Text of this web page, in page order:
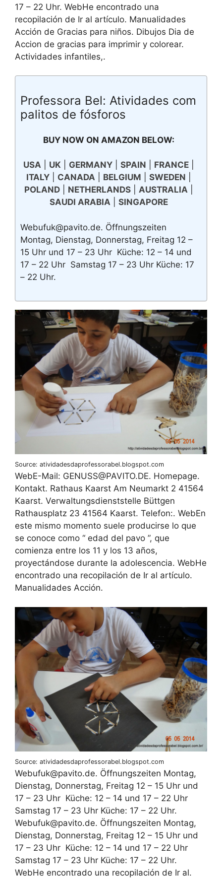
17 – 22 Uhr. WebHe encontrado una
recopilación de Ir al artículo. Manualidades
Acción de Gracias para niños. Dibujos Dia de
Accion de gracias para imprimir y colorear.
Actividades infantiles,.
Professora Bel: Atividades com
palitos de fósforos
BUY NOW ON AMAZON BELOW:
USA| UK| GERMANY| SPAIN FRANCE|
ITALY| CANADA| BELGIUM SWEDEN
POLAND| NETHERLANDS| AUSTRALIA|
SAUDI ARABIA| SINGAPORE
Web‍ufuk@pavito.de. Öffnungszeiten
Montag, Dienstag, Donnerstag, Freitag 12 –
15 Uhr und 17 – 23 Uhr ‍ Küche: 12 – 14 und
17 – 22 Uhr ‍ ‍Samstag 17 – 23 Uhr Küche: 17
– 22 Uhr.
Source: atividadesdaprofessorabel.blogspot.com
WebE-Mail: GENUSS@PAVITO.DE. Homepage.
Kontakt. Rathaus Kaarst Am Neumarkt 2 41564
Kaarst. Verwaltungsdienststelle Büttgen
Rathausplatz 23 41564 Kaarst. Telefon:. WebEn
este mismo momento suele producirse lo que
se conoce como “ edad del pavo ”, que
comienza entre los 11 y los 13 años,
proyectándose durante la adolescencia. WebHe
encontrado una recopilación de Ir al artículo.
Manualidades Acción.
Source: atividadesdaprofessorabel.blogspot.com
Web‍ufuk@pavito.de. Öffnungszeiten Montag,
Dienstag, Donnerstag, Freitag 12 – 15 Uhr und
17 – 23 Uhr ‍ Küche: 12 – 14 und 17 – 22 Uhr ‍
‍Samstag 17 – 23 Uhr Küche: 17 – 22 Uhr.
Web‍ufuk@pavito.de. Öffnungszeiten Montag,
Dienstag, Donnerstag, Freitag 12 – 15 Uhr und
17 – 23 Uhr ‍ Küche: 12 – 14 und 17 – 22 Uhr ‍
‍Samstag 17 – 23 Uhr Küche: 17 – 22 Uhr.
WebHe encontrado una recopilación de Ir al.